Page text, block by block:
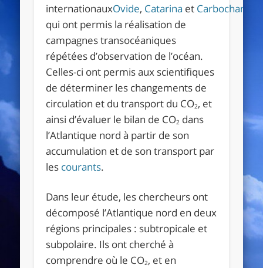
internationauxOvide, Catarina et Carbochange
qui ont permis la réalisation de
campagnes transocéaniques
répétées d’observation de l’océan.
Celles-ci ont permis aux scientifiques
de déterminer les changements de
circulation et du transport du CO2, et
ainsi d’évaluer le bilan de CO2 dans
l’Atlantique nord à partir de son
accumulation et de son transport par
les courants.
Dans leur étude, les chercheurs ont
décomposé l’Atlantique nord en deux
régions principales : subtropicale et
subpolaire. Ils ont cherché à
comprendre où le CO2, et en